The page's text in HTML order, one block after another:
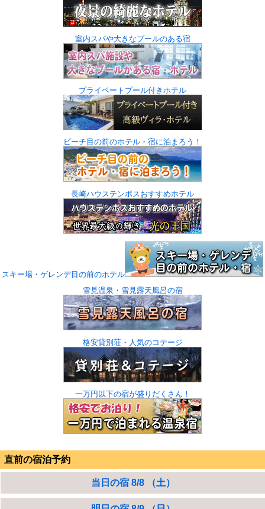
室内スパや大きなプールのある宿
プライベートプール付きホテル
ビーチ目の前のホテル・宿に泊まろう！
長崎ハウステンボスおすすめホテル
スキー場・ゲレンデ目の前のホテル
雪見温泉・雪見露天風呂の宿
格安貸別荘・人気のコテージ
一万円以下の宿が盛りだくさん！
直前の宿泊予約
当日の宿 8/8 （土）